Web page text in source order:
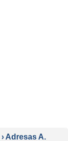
› Adresas A.